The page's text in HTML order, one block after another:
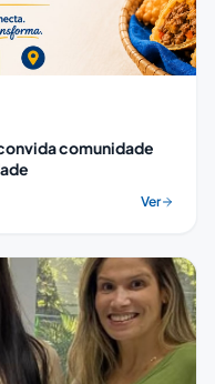
comunidade
Ver